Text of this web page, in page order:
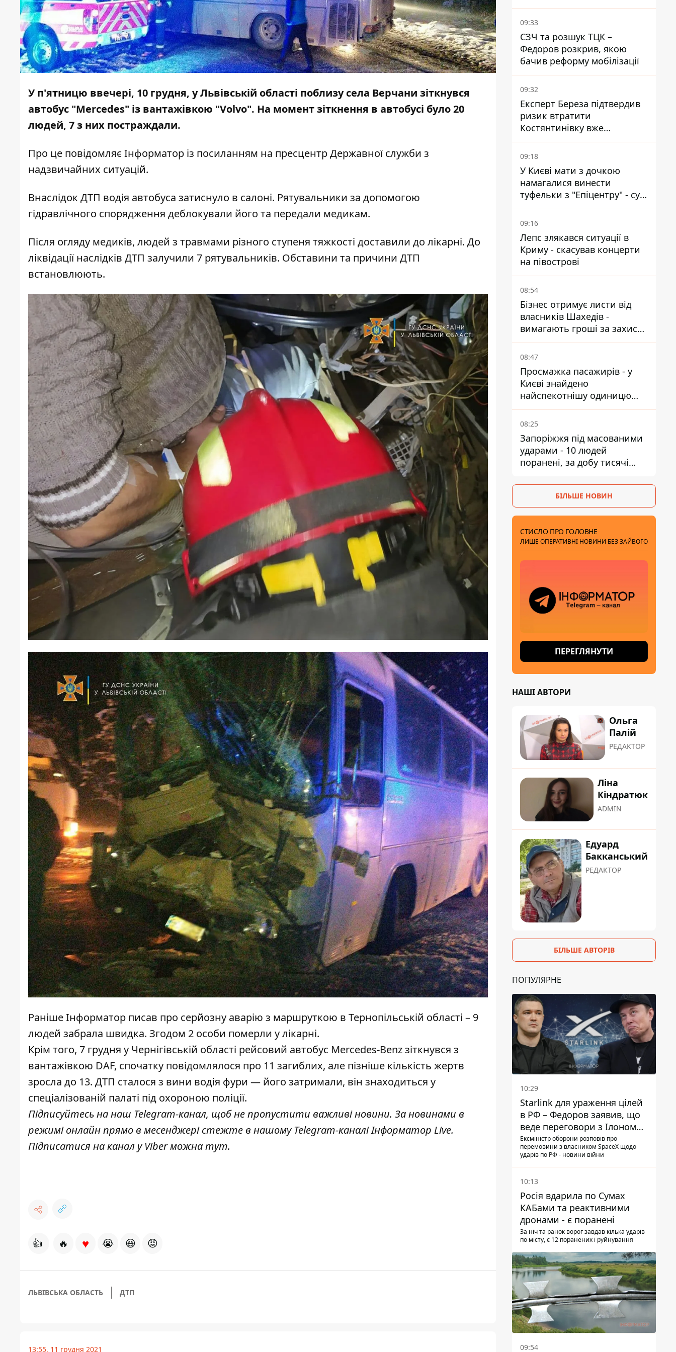
У п'ятницю ввечері, 10 грудня, у Львівській області поблизу села Верчани зіткнувся
автобус "Mercedes" із вантажівкою "Volvo". На момент зіткнення в автобусі було 20
людей, 7 з них постраждали.
Про це повідомляє Інформатор із посиланням на пресцентрДержавної служби з
надзвичайних ситуацій.
Внаслідок ДТП водія автобуса затиснуло в салоні. Рятувальники за допомогою
гідравлічного спорядження деблокували його та передали медикам.
Після огляду медиків, людей з травмами різного ступеня тяжкості доставили до лікарні. До
ліквідації наслідків ДТП залучили 7 рятувальників. Обставини та причини ДТП
встановлюють.
РанішеІнформатор писав про серйозну аварію з маршруткою в Тернопільській області – 9
людей забрала швидка. Згодом 2 особи померли у лікарні.
Крім того, 7 грудня у Чернігівській області рейсовий автобус Mercedes-Benz зіткнувся з
вантажівкою DAF, спочатку повідомлялося про 11 загиблих, але пізніше кількість жертв
зросла до 13. ДТП сталося з вини водія фури — його затримали, він знаходиться у
спеціалізованій палаті під охороною поліції.
Підписуйтесь на наш Telegram-канал, щоб не пропустити важливі новини. За новинами в
режимі онлайн прямо в месенджері стежте в нашому Telegram-каналіІнформатор Live.
Підписатися на канал у Viber можнатут.
👍 🔥 ♥ 😭 😆 😡
ЛЬВІВСЬКА ОБЛАСТЬ ДТП
13:55, 11 грудня 2021
який вбиває диких тварин -
правозахисники бʼють на
09:33
СЗЧ та розшук ТЦК –
Федоров розкрив, якою
бачив реформу мобілізації
09:32
Експерт Береза підтвердив
ризик втратити
Костянтинівку вже
найближчими місяцями
09:18
У Києві мати з дочкою
намагалися винести
туфельки з "Епіцентру" - суд
виніс вирок
09:16
Лепс злякався ситуації в
Криму - скасував концерти
на півострові
08:54
Бізнес отримує листи від
власників Шахедів -
вимагають гроші за захист
від атак
08:47
Просмажка пасажирів - у
Києві знайдено
найспекотнішу одиницю
громадського транспорту
08:25
Запоріжжя під масованими
ударами - 10 людей
поранені, за добу тисячі
БІЛЬШЕ НОВИН
СТИСЛО ПРО ГОЛОВНЕ
ЛИШЕ ОПЕРАТИВНІ НОВИНИ БЕЗ ЗАЙВОГО
ПЕРЕГЛЯНУТИ
НАШІ АВТОРИ
Ольга
Палій
РЕДАКТОР
Ліна
Кіндратюк
ADMIN
Едуард
Бакканський
РЕДАКТОР
БІЛЬШЕ АВТОРІВ
ПОПУЛЯРНЕ
10:29
Starlink для ураження цілей
в РФ – Федоров заявив, що
веде переговори з Ілоном
Маском
Ексміністр оборони розповів про
перемовини з власником SpaceX щодо
ударів по РФ - новини війни
10:13
Росія вдарила по Сумах
КАБами та реактивними
дронами - є поранені
За ніч та ранок ворог завдав кілька ударів
по місту, є 12 поранених і руйнування
09:54